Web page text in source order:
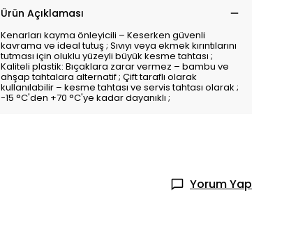
Ürün Açıklaması
Kenarları kayma önleyicili – Keserken güvenli
kavrama ve ideal tutuş ; Sıvıyı veya ekmek kırıntılarını
tutması için oluklu yüzeyli büyük kesme tahtası ;
Kaliteli plastik: Bıçaklara zarar vermez – bambu ve
ahşap tahtalara alternatif ; Çift taraflı olarak
kullanılabilir – kesme tahtası ve servis tahtası olarak ;
-15 °C'den +70 °C'ye kadar dayanıklı ;
Yorum Yap